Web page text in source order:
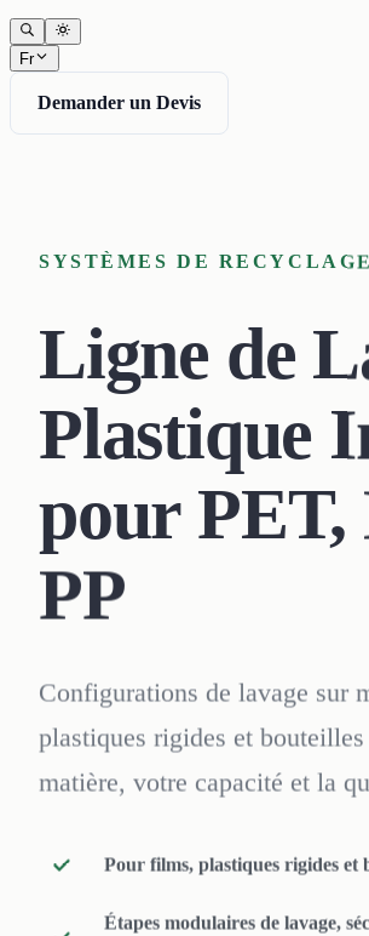
Fr
Demander un Devis
SYSTÈMES DE
Ligne de
Plastique
pour
PP
Configurations de lavage sur
plastiques rigides et
matière, votre capacité et la
Pour films, plastiques rigides et
Étapes modulaires de lavage,